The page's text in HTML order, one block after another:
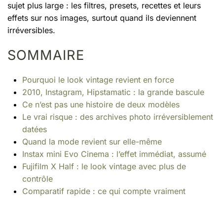
sujet plus large : les filtres, presets, recettes et leurs
effets sur nos images, surtout quand ils deviennent
irréversibles.
SOMMAIRE
Pourquoi le look vintage revient en force
2010, Instagram, Hipstamatic : la grande bascule
Ce n’est pas une histoire de deux modèles
Le vrai risque : des archives photo irréversiblement
datées
Quand la mode revient sur elle-même
Instax mini Evo Cinema : l’effet immédiat, assumé
Fujifilm X Half : le look vintage avec plus de
contrôle
Comparatif rapide : ce qui compte vraiment